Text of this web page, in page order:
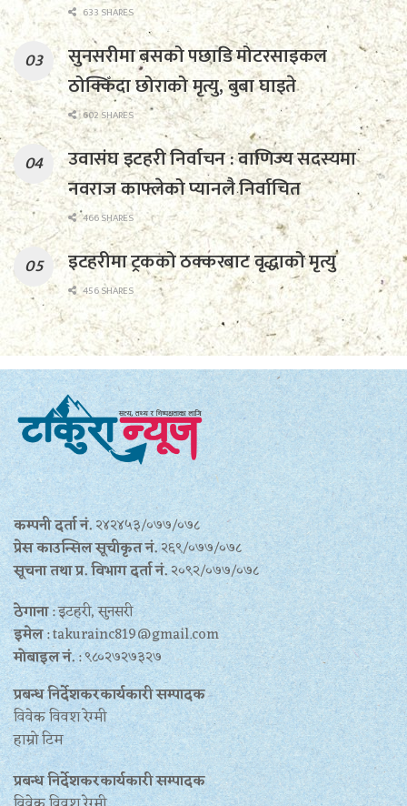
633 SHARES
सुनसरीमा बसको पछाडि मोटरसाइकल
ठोक्किँदा छोराको मृत्यु, बुबा घाइते
602 SHARES
उवासंघ इटहरी निर्वाचन : वाणिज्य सदस्यमा
नवराज काफ्लेको प्यानलै निर्वाचित
466 SHARES
इटहरीमा ट्रकको ठक्करबाट वृद्धाको मृत्यु
456 SHARES
कम्पनी दर्ता नं.२४२४५३/०७७/०७८
प्रेस काउन्सिल सूचीकृत नं.२६९/०७७/०७८
सूचना तथा प्र‍. विभाग दर्ता नं.२०९२/०७७/०७८
ठेगाना: इटहरी, सुनसरी
इमेल: takurainc819@gmail.com
मोबाइल नं.: ९८०२७२७३२७
प्रबन्ध निर्देशकरकार्यकारी सम्पादक
विवेक विवश रेग्मी
हाम्रो टिम
प्रबन्ध निर्देशकरकार्यकारी सम्पादक